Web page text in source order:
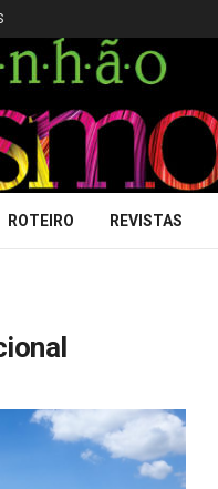
ROTEIRO REVISTAS